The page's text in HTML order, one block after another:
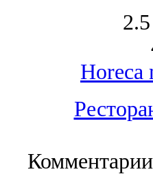
Horeca